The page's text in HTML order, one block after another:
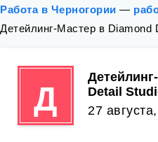
Работа в Черногории —
Детейлинг-Мастер в Diamond
Д
Detail
27